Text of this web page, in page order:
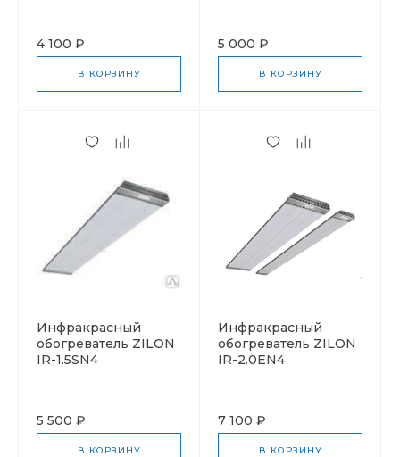
4 100 ₽
В КОРЗИНУ
5 000 ₽
В КОРЗИНУ
Инфракрасный
обогреватель ZILON
IR-1.5SN4
5 500 ₽
В КОРЗИНУ
Инфракрасный
обогреватель ZILON
IR-2.0EN4
7 100 ₽
В КОРЗИНУ